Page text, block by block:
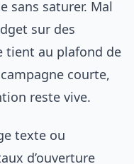
sans saturer. Mal
sur des
tient au plafond de
courte,
reste vive.
texte ou
d’ouverture